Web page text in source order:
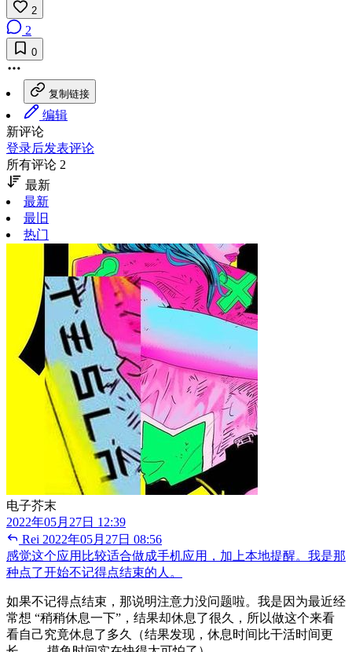
2
2
0
复制链接
编辑
新评论
登录后发表评论
所有评论 2
最新
最新
最旧
热门
电子芥末
2022年05月27日 12:39
Rei 2022年05月27日 08:56
感觉这个应用比较适合做成手机应用，加上本地提醒。我是那
种点了开始不记得点结束的人。
如果不记得点结束，那说明注意力没问题啦。我是因为最近经
常想 “稍稍休息一下”，结果却休息了很久，所以做这个来看
看自己究竟休息了多久（结果发现，休息时间比干活时间更